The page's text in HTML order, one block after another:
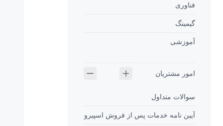
فناوری
گیمینگ
آموزشی
امور مشتریان
سوالات متداول
آیین نامه خدمات پس از فروش اسپیرو
حالت LowBlue و عملکردی سودمند برای چشم